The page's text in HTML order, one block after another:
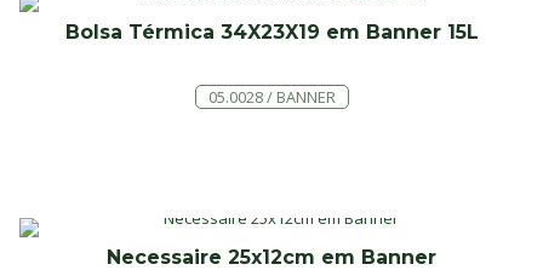
Bolsa Térmica 34X23X19 em Banner 15L
05.0028 / BANNER
Necessaire 25x12cm em Banner